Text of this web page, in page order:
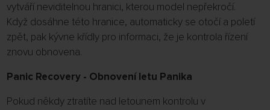
vytváří neviditelnou hranici, kterou model nepřekročí.
Když dosáhne této hranice, automaticky se otočí a poletí
zpět, pak kývne křídly pro informaci, že je kontrola řízení
znovu obnovena.
Panic Recovery - Obnovení letu Panika
Pokud někdy ztratíte nad letounem kontrolu v